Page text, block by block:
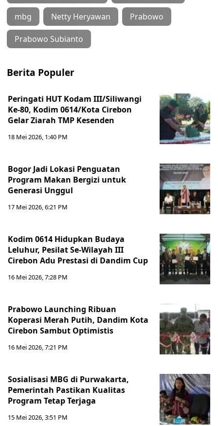
mbg Netty Heryawan Prabowo
Prabowo Subianto
Berita Populer
Peringati HUT Kodam III/Siliwangi
Ke-80, Kodim 0614/Kota Cirebon
Gelar Ziarah TMP Kesenden
18 Mei 2026, 1:40 PM
Bogor Jadi Lokasi Penguatan
Program Makan Bergizi untuk
Generasi Unggul
17 Mei 2026, 6:21 PM
Kodim 0614 Hidupkan Budaya
Leluhur, Pesilat Se-Wilayah III
Cirebon Adu Prestasi di Dandim Cup
16 Mei 2026, 7:28 PM
Prabowo Launching Ribuan
Koperasi Merah Putih, Dandim Kota
Cirebon Sambut Optimistis
16 Mei 2026, 7:21 PM
Sosialisasi MBG di Purwakarta,
Pemerintah Pastikan Kualitas
Program Tetap Terjaga
15 Mei 2026, 3:51 PM